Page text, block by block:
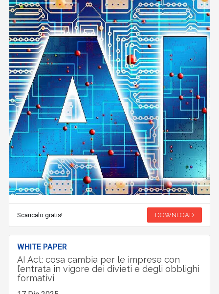
Scaricalo gratis! DOWNLOAD
WHITE PAPER
AI Act: cosa cambia per le imprese con
l’entrata in vigore dei divieti e degli obblighi
formativi